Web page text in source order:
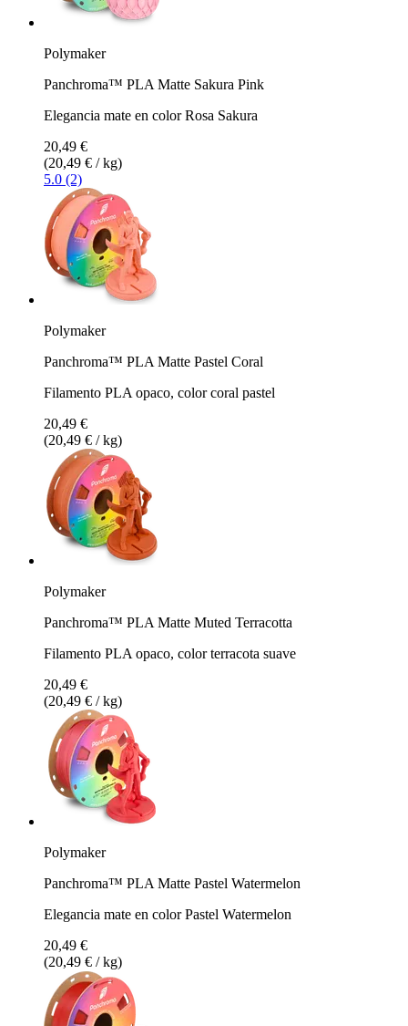
Polymaker
Panchroma™ PLA Matte Sakura Pink
Elegancia mate en color Rosa Sakura
20,49 €
(20,49 € / kg)
5.0 (2)
Polymaker
Panchroma™ PLA Matte Pastel Coral
Filamento PLA opaco, color coral pastel
20,49 €
(20,49 € / kg)
Polymaker
Panchroma™ PLA Matte Muted Terracotta
Filamento PLA opaco, color terracota suave
20,49 €
(20,49 € / kg)
Polymaker
Panchroma™ PLA Matte Pastel Watermelon
Elegancia mate en color Pastel Watermelon
20,49 €
(20,49 € / kg)